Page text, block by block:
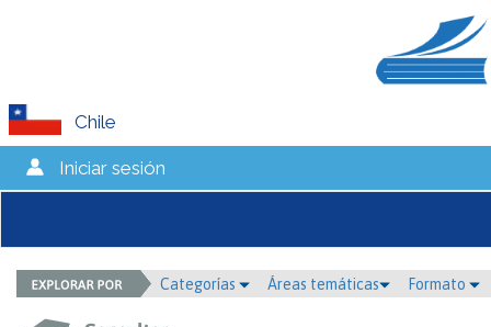
Chile
Iniciar sesión
Categorías Áreas temáticas Formato